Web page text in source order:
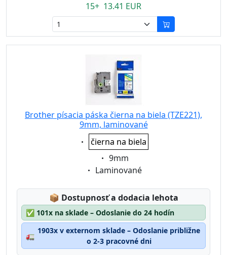
15+ 13.41 EUR
Brother písacia páska čierna na biela (TZE221),
9mm, laminované
Eigenschaft:
čierna na biela
Eigenschaft:
9mm
Eigenschaft:
Laminované
📦 Lagerstatus:
Dostupnosť a dodacia lehota
✅ 101x na sklade – Odoslanie do 24 hodín
🚛
1903x v externom sklade – Odoslanie približne
o 2-3 pracovné dni